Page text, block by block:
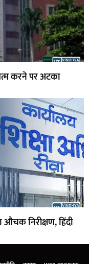
करने पर अटका
निरीक्षण, हिंदी